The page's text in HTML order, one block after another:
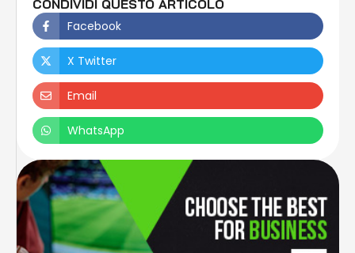
CONDIVIDI QUESTO ARTICOLO
Facebook
X Twitter
Email
WhatsApp